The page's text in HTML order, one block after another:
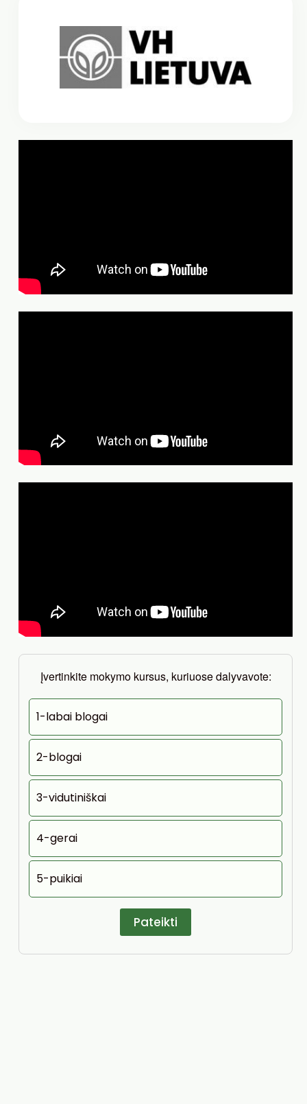
Įvertinkite mokymo kursus, kuriuose dalyvavote:
1-labai blogai
2-blogai
3-vidutiniškai
4-gerai
5-puikiai